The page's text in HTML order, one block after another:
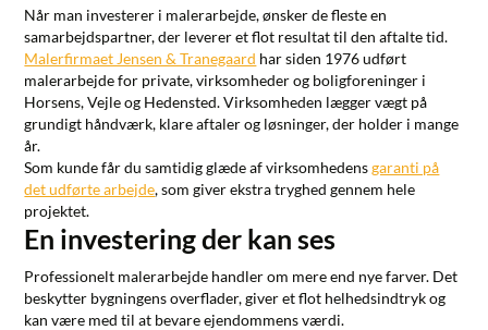
Når man investerer i malerarbejde, ønsker de fleste en
samarbejdspartner, der leverer et flot resultat til den aftalte tid.
Malerfirmaet Jensen & Tranegaard har siden 1976 udført
malerarbejde for private, virksomheder og boligforeninger i
Horsens, Vejle og Hedensted. Virksomheden lægger vægt på
grundigt håndværk, klare aftaler og løsninger, der holder i mange
år.
Som kunde får du samtidig glæde af virksomhedensgaranti på
det udførte arbejde, som giver ekstra tryghed gennem hele
projektet.
En investering der kan ses
Professionelt malerarbejde handler om mere end nye farver. Det
beskytter bygningens overflader, giver et flot helhedsindtryk og
kan være med til at bevare ejendommens værdi.